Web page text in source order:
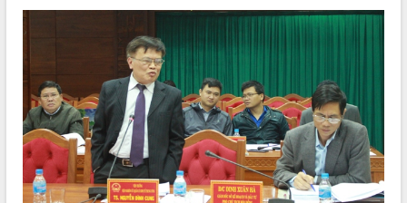
Thứ trưởng Bộ Nông nghiệp và Môi
trường Nguyễn Hoàng Hiệp khảo sát
vùng trồng và doanh nghiệp đóng gói
sầu riêng tại Đắk Lắk
Trình diễn nghệ thuật chế biến các
món ăn từ sầu riêng
Đắk Lắk công bố Quy hoạch và xúc
tiến đầu tư tỉnh
Ngành cá ngừ Đắk Lắk chủ động thích
ứng để giữ vững thị trường xuất khẩu